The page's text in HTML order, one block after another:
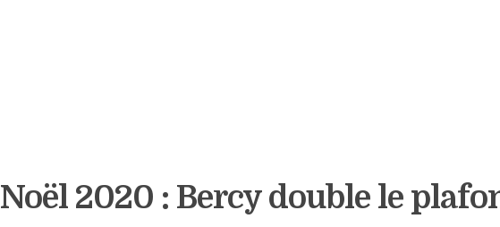
Noël 2020 : Bercy double le